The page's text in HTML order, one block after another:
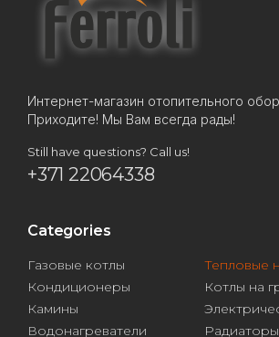
Интернет-магазин отопительного
Приходите! Мы Вам всегда рады!
Still have questions? Call us!
+371 22064338
Categories
Газовые котлы
Тепловые
Кондиционеры
Котлы на
Камины
Водонагреватели
Радиаторы